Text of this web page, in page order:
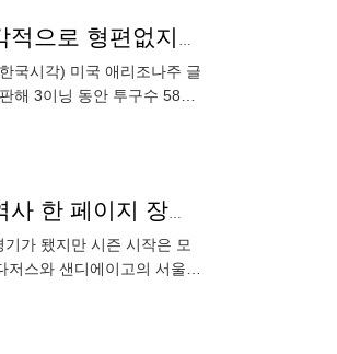
'3이닝 5실점' 쉴틈 없이 맞았지만…'4316억' 日 에이스 야마모토 "감각적으로 형편없지는 않았어요"
국시각) 미국 애리조나주 글
해 3이닝 동안 투구수 58구,
몸값 수천억 슈퍼스타 가득 서울시리즈, 김하성 고우석도 순조롭다 ‘역사 한 페이지 장식’ [SS포커스]
가 됐지만 시즌 시작은 모
스와 샌디에이고의 서울시